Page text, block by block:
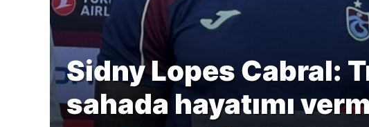
Sidny Lopes Cabral:
sahada hayatımı